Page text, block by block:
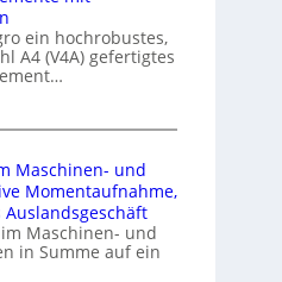
ein hochrobustes,
A4 (V4A) gefertigtes
Maschinen- und
Momentaufnahme,
Maschinen- und
in Summe auf ein